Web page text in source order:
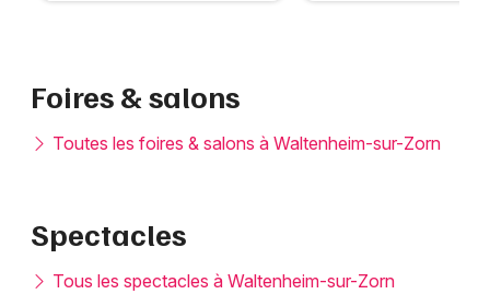
Foires & salons
Toutes les foires & salons à Waltenheim-sur-Zorn
Spectacles
Tous les spectacles à Waltenheim-sur-Zorn